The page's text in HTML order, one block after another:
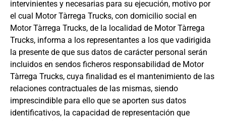
intervinientes y necesarias para su ejecución, motivo por
el cual Motor Tàrrega Trucks, con domicilio social en
Motor Tàrrega Trucks, de la localidad de Motor Tàrrega
Trucks, informa a los representantes a los que vadirigida
la presente de que sus datos de carácter personal serán
incluidos en sendos ficheros responsabilidad de Motor
Tàrrega Trucks, cuya finalidad es el mantenimiento de las
relaciones contractuales de las mismas, siendo
imprescindible para ello que se aporten sus datos
identificativos, la capacidad de representación que